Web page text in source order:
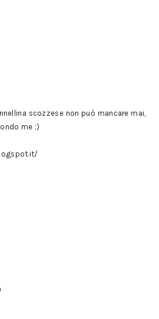
scozzese non può mancare mai,
me ;)